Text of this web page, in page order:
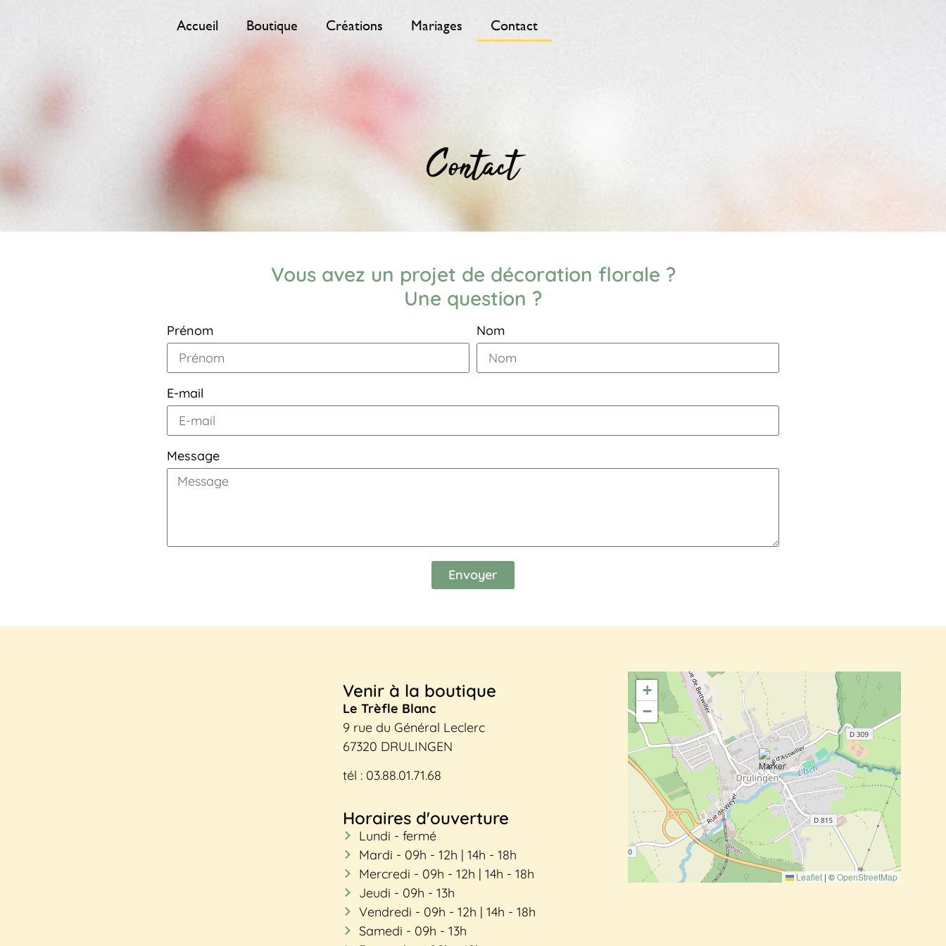
Accueil Boutique Créations Mariages Contact
Contact
Vous avez un projet de décoration florale ?
Une question ?
Prénom Nom
E-mail
Message
Envoyer
Venir à la boutique
Le Trèfle Blanc
9 rue du Général Leclerc
67320 DRULINGEN
tél : 03.88.01.71.68
Horaires d'ouverture
Lundi - fermé
Mardi - 09h - 12h | 14h - 18h
Mercredi - 09h - 12h | 14h - 18h
Jeudi - 09h - 13h
Vendredi - 09h - 12h | 14h - 18h
Samedi - 09h - 13h
+
−
Leaflet | ©OpenStreetMap